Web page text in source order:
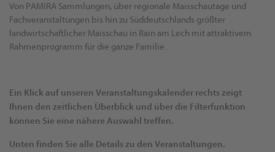
Von PAMIRA Sammlungen, über regionale Maisschautage und
Fachveranstaltungen bis hin zu Süddeutschlands größter
landwirtschaftlicher Maisschau in Rain am Lech mit attraktivem
Rahmenprogramm für die ganze Familie.
Ein Klick auf unseren Veranstaltungskalender rechts zeigt
Ihnen den zeitlichen Überblick und über die Filterfunktion
können Sie eine nähere Auswahl treffen.
Unten finden Sie alle Details zu den Veranstaltungen.